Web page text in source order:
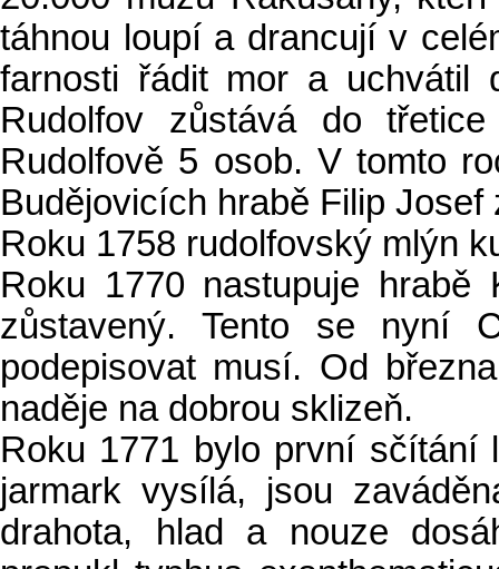
táhnou loupí a drancují v
farnosti řádit mor a uchvátil
Rudolfov zůstává do
Rudolfově 5 osob. V tomto
Budějovicích hrabě Filip Josef
Roku 1758 rudolfovský mlýn
Roku 1770 nastupuje
zůstavený. Tento se nyní
podepisovat musí. Od
naděje na dobrou sklizeň.
Roku 1771 bylo první sčítání
jarmark vysílá, jsou
drahota, hlad a nouze